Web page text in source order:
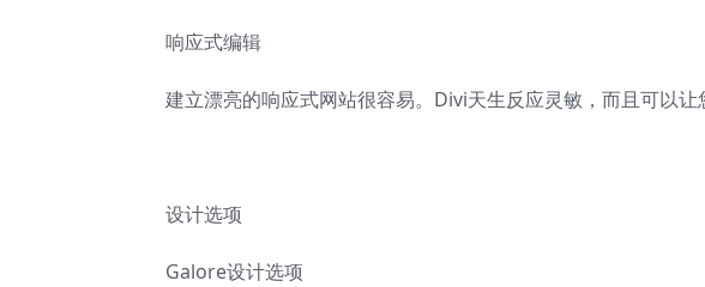
响应式编辑
建立漂亮的响应式网站很容易。Divi天生反应灵敏，而且可以让
设计选项
Galore设计选项